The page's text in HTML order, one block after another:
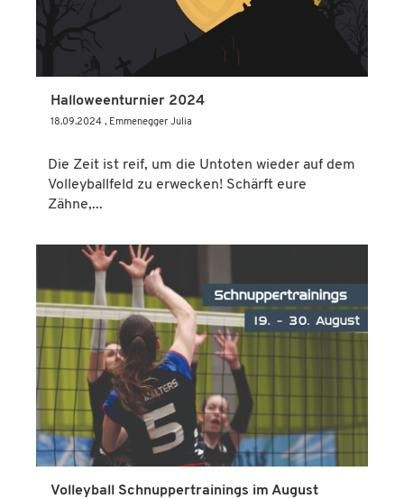
Halloweenturnier 2024
18.09.2024 , Emmenegger Julia
Die Zeit ist reif, um die Untoten wieder auf dem
Volleyballfeld zu erwecken! Schärft eure
Zähne,...
Volleyball Schnuppertrainings im August